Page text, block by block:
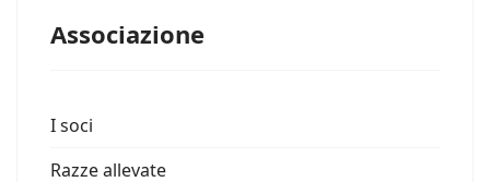
Associazione
I soci
Razze allevate